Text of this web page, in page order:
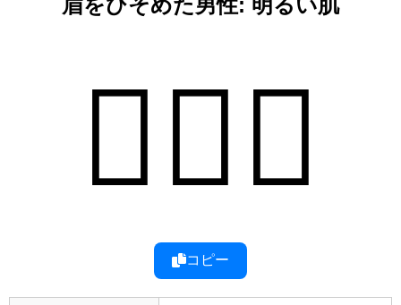
眉をひそめた男性: 明るい肌
🙍🏻‍♂️
コピー